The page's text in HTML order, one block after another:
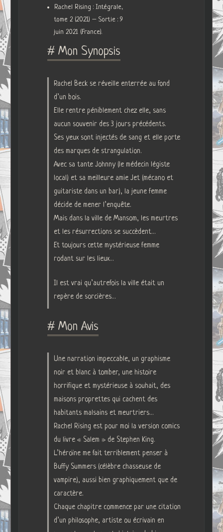
Rachel Rising : Intégrale,
tome 2 (2021) – Sortie : 9
juin 2021 (France).
# Mon Synopsis
Rachel Beck se réveille enterrée au fond
d’un bois.
Elle rentre péniblement chez elle, sans
aucun souvenir des 3 jours précédents.
Ses yeux sont injectés de sang et elle porte
des marques de strangulation.
Avec sa tante Johnny (le médecin légiste
local) et sa meilleure amie Jet (mécano et
guitariste dans un bar), la jeune femme
décide de mener l’enquête.
Mais dans la ville de Mansom, les meurtres
et les résurrections se succèdent…
Et toujours cette mystérieuse femme
rodant sur les lieux…
Il est vrai qu’autrefois la ville était un
repère de sorcières…
# Mon Avis
Une narration impeccable, un graphisme
noir et blanc à tomber, une histoire
horrifique et mystérieuse à souhait, des
maisons proprettes qui cachent des
habitants malsains et meurtriers…
Rachel Rising est pour moi la version comics
du livre « Salem » de Stephen King.
L’héroïne me fait terriblement penser à
Buffy Summers (célèbre chasseuse de
vampire), aussi bien graphiquement que de
caractère.
Chaque chapitre commence par une citation
d’un philosophe, artiste ou écrivain en